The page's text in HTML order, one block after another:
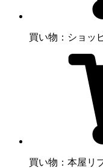
買い物：ショッ
買い物：本屋 リ